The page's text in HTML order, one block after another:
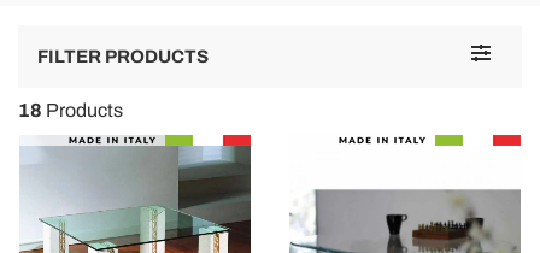
Toggle
FILTER PRODUCTS
18 Products